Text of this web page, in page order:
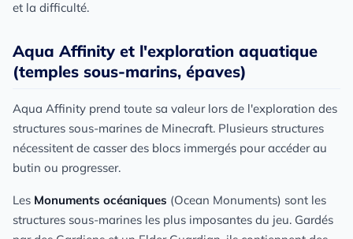
et la difficulté.
Aqua Affinity et l'exploration aquatique
(temples sous-marins, épaves)
Aqua Affinity prend toute sa valeur lors de l'exploration des
structures sous-marines de Minecraft. Plusieurs structures
nécessitent de casser des blocs immergés pour accéder au
butin ou progresser.
Les Monuments océaniques (Ocean Monuments) sont les
structures sous-marines les plus imposantes du jeu. Gardés